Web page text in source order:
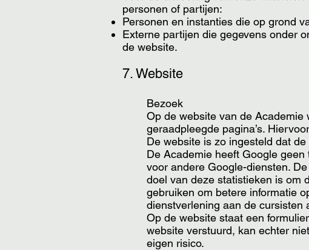
personen of partijen:
Personen en instanties die op grond
Externe partijen die gegevens onder
de website.
7. Website​​
​Bezoek
Op de website van de
geraadpleegde pagina’s.
De website is zo ingesteld dat
De Academie heeft Google
voor andere Google-diensten.
doel van deze statistieken is om
gebruiken om betere informatie
dienstverlening aan de cursisten
Op de website staat een
website verstuurd, kan echter
eigen risico.​